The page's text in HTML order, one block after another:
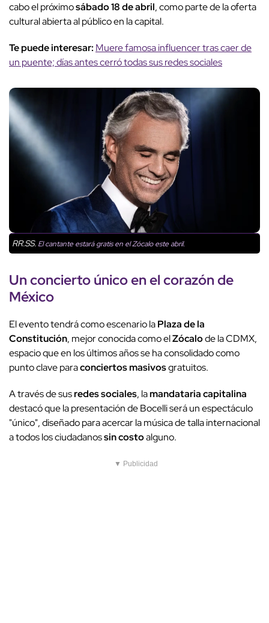
cabo el próximosábado 18 de abril, como parte de la oferta
cultural abierta al público en la capital.
Te puede interesar: Muere famosa influencer tras caer de
un puente; días antes cerró todas sus redes sociales
RR.SS. El cantante estará gratis en el Zócalo este abril.
Un concierto único en el corazón de
México
El evento tendrá como escenario laPlaza de la
Constitución, mejor conocida como elZócalode la CDMX,
espacio que en los últimos años se ha consolidado como
punto clave paraconciertos masivosgratuitos.
A través de susredes sociales, lamandataria capitalina
destacó que la presentación de Bocelli será un espectáculo
"único", diseñado para acercar la música de talla internacional
a todos los ciudadanossin costoalguno.
▼ Publicidad